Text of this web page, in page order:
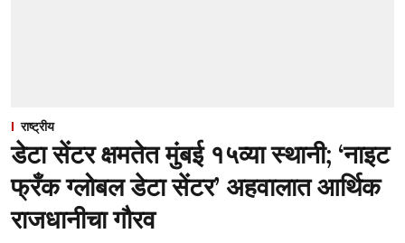
राष्ट्रीय
डेटा सेंटर क्षमतेत मुंबई १५व्या स्थानी; ‘नाइट
फ्रँक ग्लोबल डेटा सेंटर’ अहवालात आर्थिक
राजधानीचा गौरव